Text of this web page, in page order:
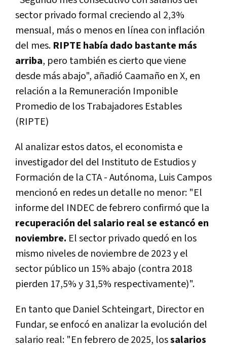
sector privado formal creciendo al 2,3%
mensual, más o menos en línea con inflación
del mes. RIPTE había dado bastante más
arriba, pero también es cierto que viene
desde más abajo", añadió Caamaño en X, en
relación a la Remuneración Imponible
Promedio de los Trabajadores Estables
(RIPTE)
Al analizar estos datos, el economista e
investigador del del Instituto de Estudios y
Formación de la CTA - Autónoma, Luis Campos
mencionó en redes un detalle no menor: "El
informe del INDEC de febrero confirmó que la
recuperación del salario real se estancó en
noviembre. El sector privado quedó en los
mismo niveles de noviembre de 2023 y el
sector público un 15% abajo (contra 2018
pierden 17,5% y 31,5% respectivamente)".
En tanto que Daniel Schteingart, Director en
Fundar, se enfocó en analizar la evolución del
salario real: "En febrero de 2025, lossalarios